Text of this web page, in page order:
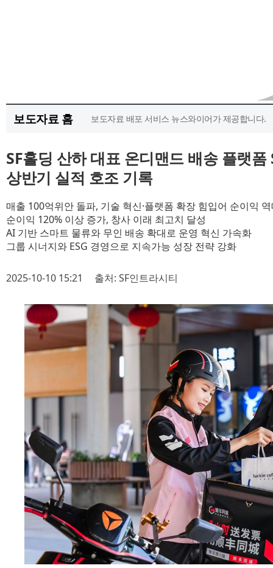
보도자료 홈 보도자료 배포 서비스 뉴스와이어가 제공합니다.
SF홀딩 산하 대표 온디맨드 배송 플랫폼
상반기 실적 호조 기록
매출 100억위안 돌파, 기술 혁신·플랫폼 확장 힘입어 순이익
순이익 120% 이상 증가, 창사 이래 최고치 달성
AI 기반 스마트 물류와 무인 배송 확대로 운영 혁신 가속화
그룹 시너지와 ESG 경영으로 지속가능 성장 전략 강화
2025-10-10 15:21 출처: SF인트라시티